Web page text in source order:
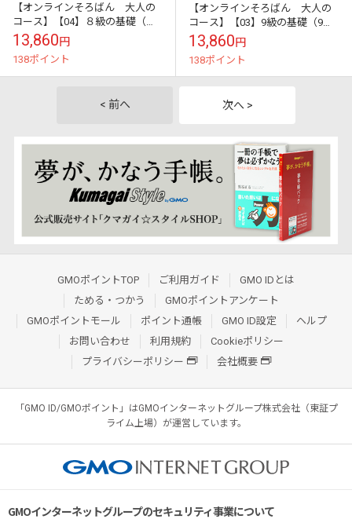
【オンラインそろばん 大人の
コース】【04】８級の基礎（８
級テスト）《初級クラス》買い
切り（ZOOM講習３回と添削テ
スト１回のサポ...
13,860円
138ポイント
【オンラインそろばん 大人の
コース】【03】9級の基礎（9級
テスト）《初級クラス》買い切
り（ZOOM講習３回と添削テス
ト１回のサポ...
13,860円
138ポイント
< 前へ 次へ >
GMOポイントTOP ご利用ガイド
GMO IDとは
ためる・つかう
GMOポイントアンケート
GMOポイントモール
ポイント通帳 GMO ID設定
ヘルプ
お問い合わせ
利用規約
Cookieポリシー
プライバシーポリシー
会社概要
「GMO ID/GMOポイント」はGMOインターネットグループ株式会社（東証プ
ライム上場）が運営しています。
GMOインターネットグループのセキュリティ事業について